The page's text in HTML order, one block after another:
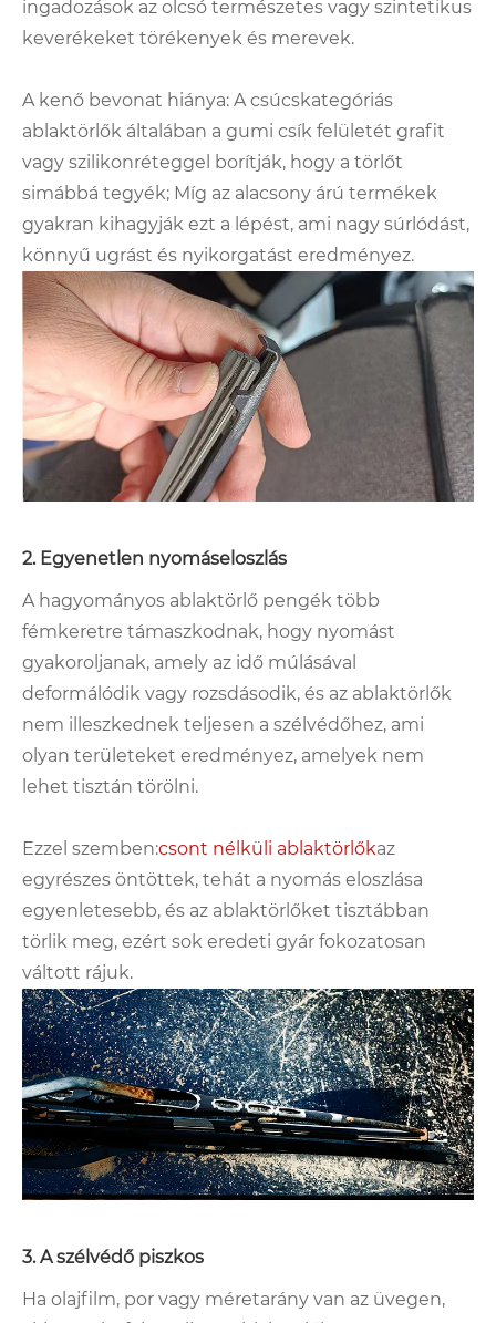
ingadozások az olcsó természetes vagy szintetikus
keverékeket törékenyek és merevek.
A kenő bevonat hiánya: A csúcskategóriás
ablaktörlők általában a gumi csík felületét grafit
vagy szilikonréteggel borítják, hogy a törlőt
simábbá tegyék; Míg az alacsony árú termékek
gyakran kihagyják ezt a lépést, ami nagy súrlódást,
könnyű ugrást és nyikorgatást eredményez.
2. Egyenetlen nyomáseloszlás
A hagyományos ablaktörlő pengék több
fémkeretre támaszkodnak, hogy nyomást
gyakoroljanak, amely az idő múlásával
deformálódik vagy rozsdásodik, és az ablaktörlők
nem illeszkednek teljesen a szélvédőhez, ami
olyan területeket eredményez, amelyek nem
lehet tisztán törölni.
Ezzel szemben:csont nélküli ablaktörlőkaz
egyrészes öntöttek, tehát a nyomás eloszlása ​​
egyenletesebb, és az ablaktörlőket tisztábban
törlik meg, ezért sok eredeti gyár fokozatosan
váltott rájuk.
3. A szélvédő piszkos
Ha olajfilm, por vagy méretarány van az üvegen,